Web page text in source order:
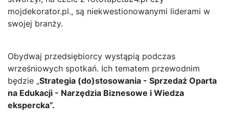
mojdekorator.pl., są niekwestionowanymi liderami w
swojej branży.
Obydwaj przedsiębiorcy wystąpią podczas
wrześniowych spotkań. Ich tematem przewodnim
będzie „Strategia (do)stosowania - Sprzedaż Oparta
na Edukacji - Narzędzia Biznesowe i Wiedza
ekspercka”.